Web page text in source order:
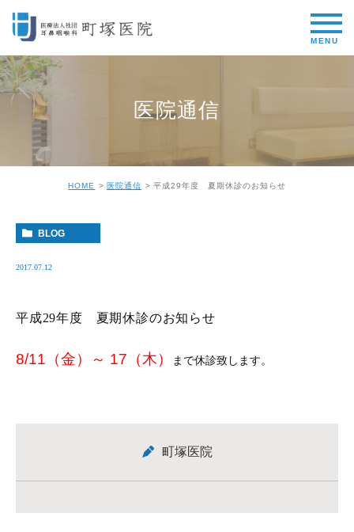
医院通信
HOME 医院通信 平成29年度 夏期休診のお知らせ
BLOG
2017.07.12
平成29年度 夏期休診のお知らせ
8/11（金）～ 17（木） まで休診致します。
町塚医院